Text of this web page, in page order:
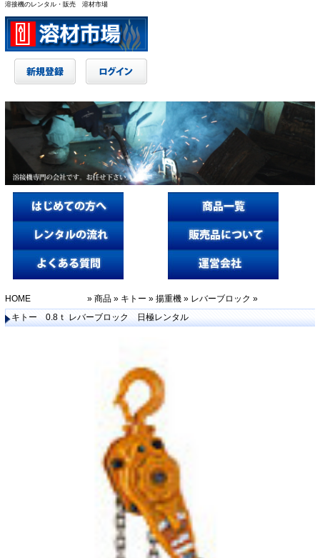
溶接機のレンタル・販売 溶材市場
HOME »商品 » キトー »揚重機 » レバーブロック »
キトー 0.8ｔ レバーブロック 日極レンタル